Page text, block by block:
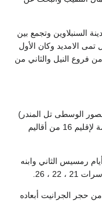
مدينة السنبلاوين وتجمع بين
الامديد وكان الأول
النيل والثاني من
الوسطى تل المندر)
وتسمى في أيام الفراعنة (وت) وكانت عاصمة لإقليم 16 من أقاليم
الثاني وابنه
الجرانيت أبعاده